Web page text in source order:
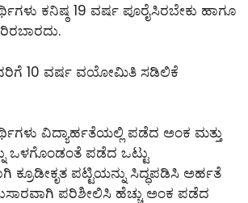
ಕನಿಷ್ಠ 19 ವರ್ಷ ಪೂರೈಸಿರಬೇಕು ಹಾಗೂ
10 ವರ್ಷ ವಯೋಮಿತಿ ಸಡಿಲಿಕೆ
ವಿದ್ಯಾರ್ಹತೆಯಲ್ಲಿ ಪಡೆದ ಅಂಕ ಮತ್ತು
ಒಳಗೊಂಡಂತೆ ಪಡೆದ ಒಟ್ಟು
ಕ್ರೂಡೀಕೃತ ಪಟ್ಟಿಯನ್ನು ಸಿದ್ಧಪಡಿಸಿ ಅರ್ಹತೆ
ಪರಿಶೀಲಿಸಿ ಹೆಚ್ಚು ಅಂಕ ಪಡೆದ